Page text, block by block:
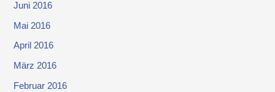
Juni 2016
Mai 2016
April 2016
März 2016
Februar 2016